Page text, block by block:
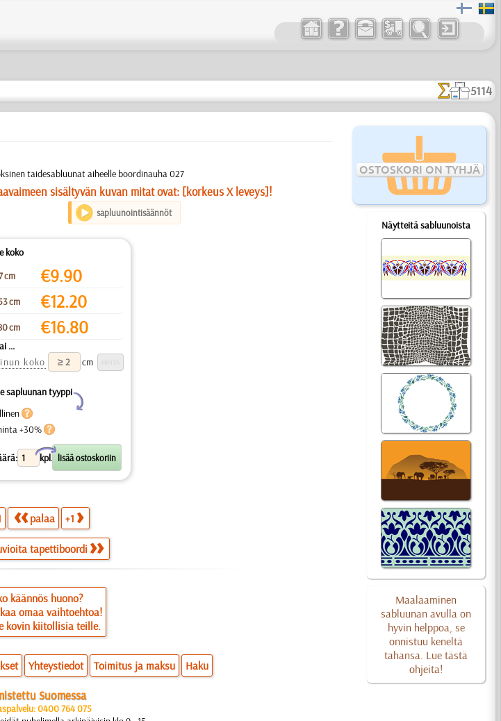
5114
OSTOSKORI ON TYHJÄ
Näytteitä sabluunoista
Maalaaminen
sabluunan avulla on
hyvin helppoa, se
onnistuu keneltä
tahansa. Lue tästä
ohjeita!
taidesabluunat aiheelle boordinauha 027
sisältyvän kuvan mitat ovat: [korkeus X leveys]!
sapluunointisäännöt
koko
cm
€9.90
cm €12.20
cm €16.80
...
koko
cm
sapluunan tyyppi
Y
+30%
kpl.
X
palaa +1
tapettiboordi
käännös huono?
omaa vaihtoehtoa!
kovin kiitollisia teille.
Yhteystiedot Toimitus ja maksu Haku
Suomessa
0400 764 075